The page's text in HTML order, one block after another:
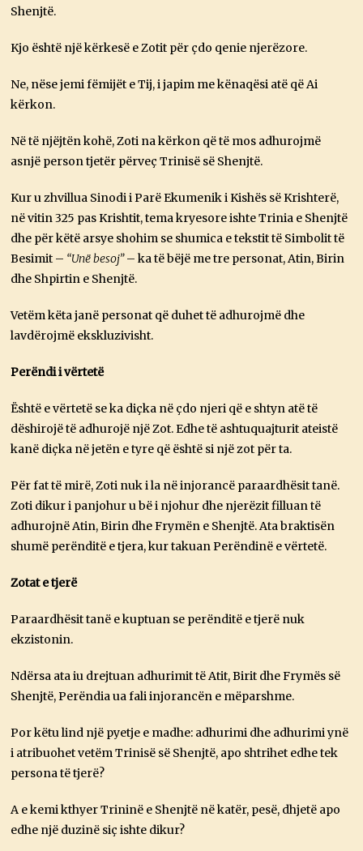
Shenjtë.
Kjo është një kërkesë e Zotit për çdo qenie njerëzore.
Ne, nëse jemi fëmijët e Tij, i japim me kënaqësi atë që Ai
kërkon.
Në të njëjtën kohë, Zoti na kërkon që të mos adhurojmë
asnjë person tjetër përveç Trinisë së Shenjtë.
Kur u zhvillua Sinodi i Parë Ekumenik i Kishës së Krishterë,
në vitin 325 pas Krishtit, tema kryesore ishte Trinia e Shenjtë
dhe për këtë arsye shohim se shumica e tekstit të Simbolit të
Besimit – “Unë besoj”– ka të bëjë me tre personat, Atin, Birin
dhe Shpirtin e Shenjtë.
Vetëm këta janë personat që duhet të adhurojmë dhe
lavdërojmë ekskluzivisht.
Perëndi i vërtetë
Është e vërtetë se ka diçka në çdo njeri që e shtyn atë të
dëshirojë të adhurojë një Zot. Edhe të ashtuquajturit ateistë
kanë diçka në jetën e tyre që është si një zot për ta.
Për fat të mirë, Zoti nuk i la në injorancë paraardhësit tanë.
Zoti dikur i panjohur u bë i njohur dhe njerëzit filluan të
adhurojnë Atin, Birin dhe Frymën e Shenjtë. Ata braktisën
shumë perënditë e tjera, kur takuan Perëndinë e vërtetë.
Zotat e tjerë
Paraardhësit tanë e kuptuan se perënditë e tjerë nuk
ekzistonin.
Ndërsa ata iu drejtuan adhurimit të Atit, Birit dhe Frymës së
Shenjtë, Perëndia ua fali injorancën e mëparshme.
Por këtu lind një pyetje e madhe: adhurimi dhe adhurimi ynë
i atribuohet vetëm Trinisë së Shenjtë, apo shtrihet edhe tek
persona të tjerë?
A e kemi kthyer Trininë e Shenjtë në katër, pesë, dhjetë apo
edhe një duzinë siç ishte dikur?